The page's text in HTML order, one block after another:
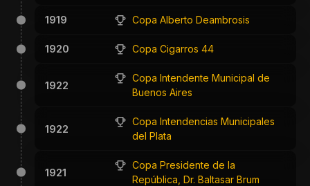
1919 Copa Alberto Deambrosis
1920 Copa Cigarros 44
1922
Copa Intendente Municipal de
Buenos Aires
1922
Copa Intendencias Municipales
del Plata
1921
Copa Presidente de la
República, Dr. Baltasar Brum